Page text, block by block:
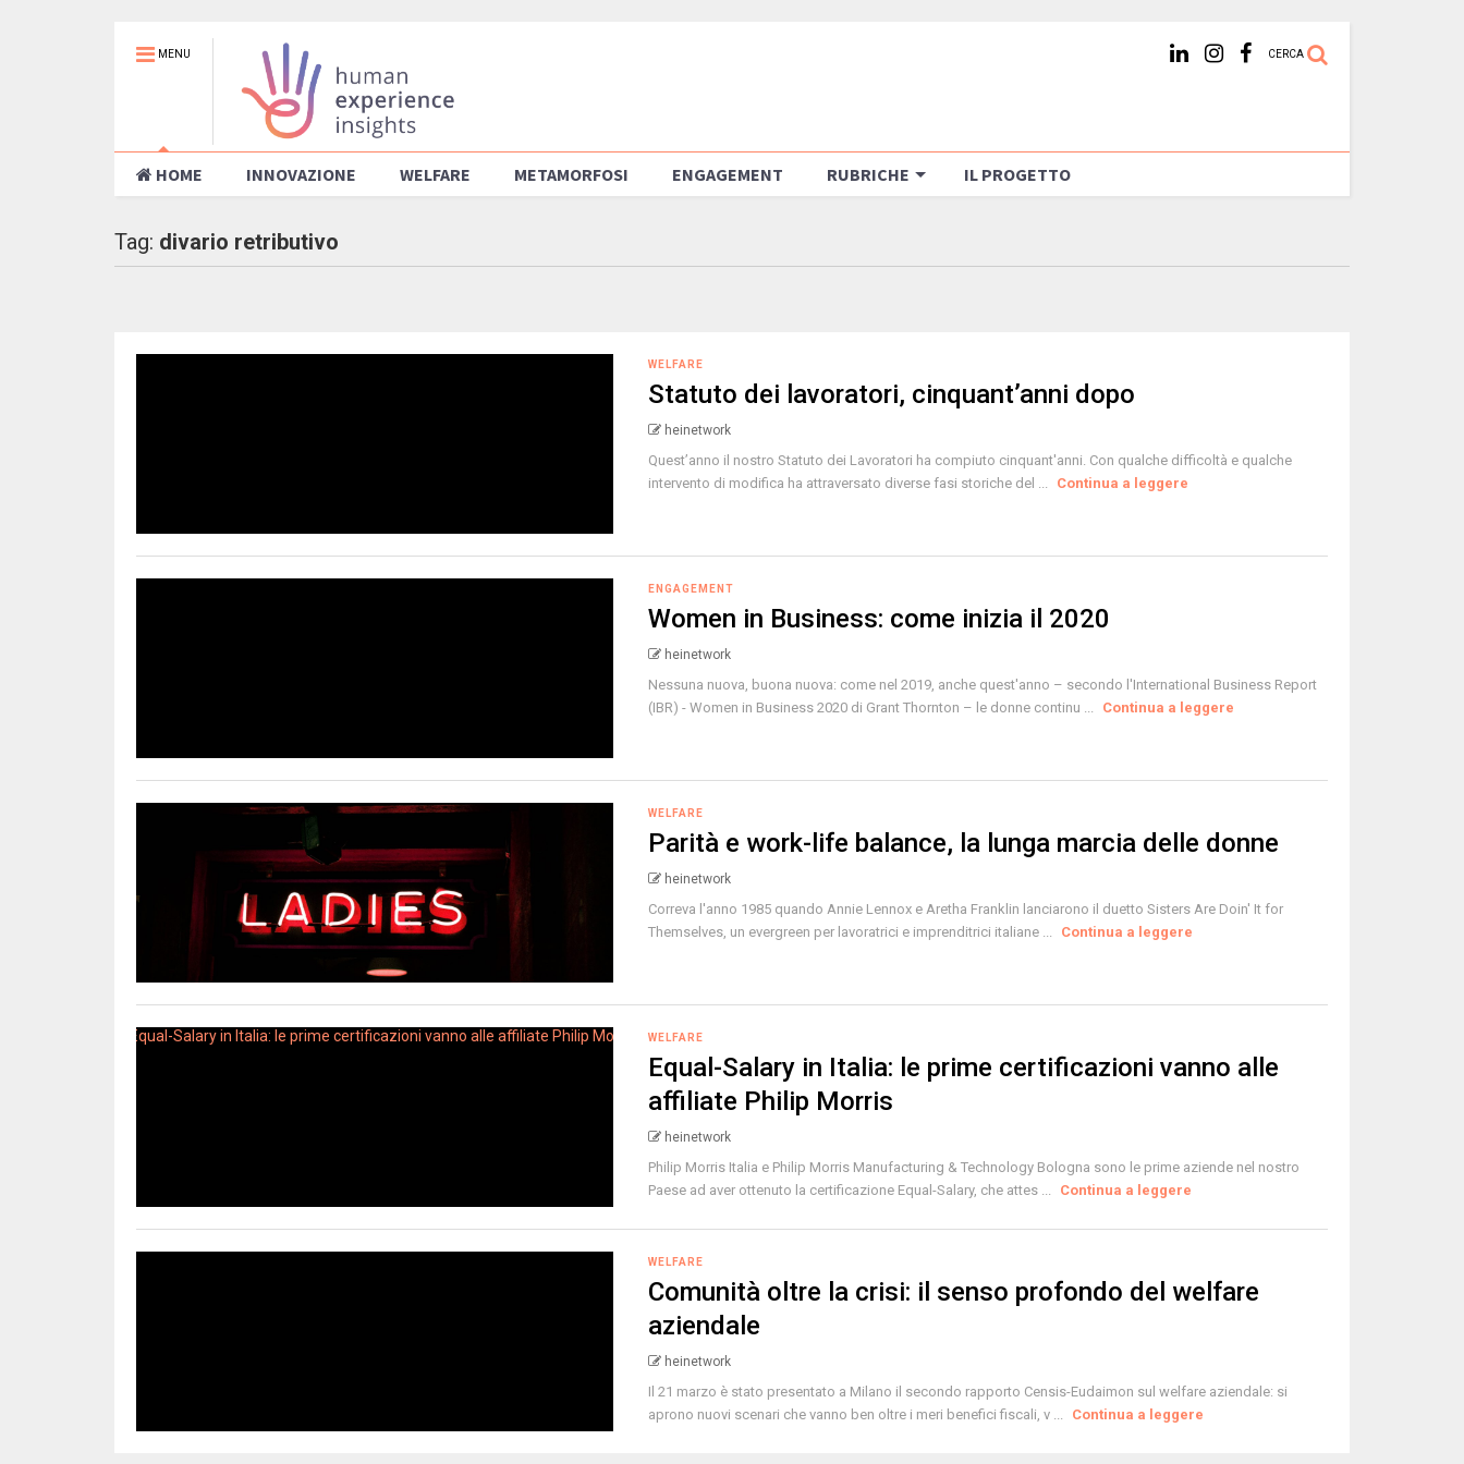
MENU CERCA
HOME INNOVAZIONE WELFARE METAMORFOSI ENGAGEMENT RUBRICHE IL PROGETTO
Tag: divario retributivo
WELFARE
Statuto dei lavoratori, cinquant’anni dopo
heinetwork
Quest’anno il nostro Statuto dei Lavoratori ha compiuto cinquant'anni. Con qualche difficoltà e qualche
intervento di modifica ha attraversato diverse fasi storiche del ...
Continua a leggere
ENGAGEMENT
Women in Business: come inizia il 2020
heinetwork
Nessuna nuova, buona nuova: come nel 2019, anche quest'anno – secondo l'International Business Report
(IBR) - Women in Business 2020 di Grant Thornton – le donne continu ...
Continua a leggere
WELFARE
Parità e work-life balance, la lunga marcia delle donne
heinetwork
Correva l'anno 1985 quando Annie Lennox e Aretha Franklin lanciarono il duetto Sisters Are Doin' It for
Themselves, un evergreen per lavoratrici e imprenditrici italiane ...
Continua a leggere
WELFARE
Equal-Salary in Italia: le prime certificazioni vanno alle
affiliate Philip Morris
heinetwork
Philip Morris Italia e Philip Morris Manufacturing & Technology Bologna sono le prime aziende nel nostro
Paese ad aver ottenuto la certificazione Equal-Salary, che attes ...
Continua a leggere
WELFARE
Comunità oltre la crisi: il senso profondo del welfare
aziendale
heinetwork
Il 21 marzo è stato presentato a Milano il secondo rapporto Censis-Eudaimon sul welfare aziendale: si
aprono nuovi scenari che vanno ben oltre i meri benefici fiscali, v ...
Continua a leggere